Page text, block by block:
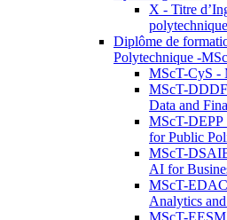
X - Titre
polytechnique
Diplôme de
Polytechnique -
MScT-CyS -
MScT-
Data and
MScT-DEPP
for Public
MScT-
AI for
MScT-
Analytics
MScT-